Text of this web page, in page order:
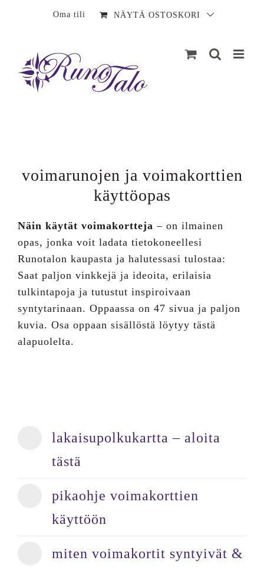
Oma tili NÄYTÄ OSTOSKORI
voimarunojen ja voimakorttien
käyttöopas
Näin käytät voimakortteja – on ilmainen
opas, jonka voit ladata tietokoneellesi
Runotalon kaupasta ja halutessasi tulostaa:
Saat paljon vinkkejä ja ideoita, erilaisia
tulkintapoja ja tutustut inspiroivaan
syntytarinaan. Oppaassa on 47 sivua ja paljon
kuvia. Osa oppaan sisällöstä löytyy tästä
alapuolelta.
lakaisupolkukartta – aloita
tästä
pikaohje voimakorttien
käyttöön
miten voimakortit syntyivät &